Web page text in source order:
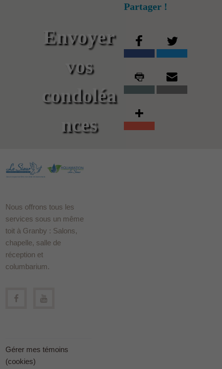
Envoyer
vos
condoléa
nces
Partager !
Nous offrons tous les
services sous un même
toit à Granby : Salons,
chapelle, salle de
réception et
columbarium.
Gérer mes témoins
(cookies)